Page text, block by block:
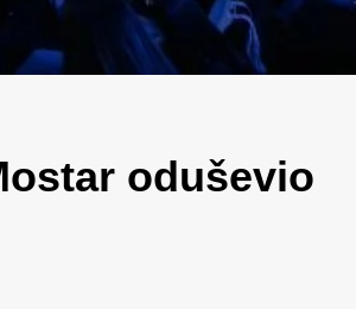
oduševio